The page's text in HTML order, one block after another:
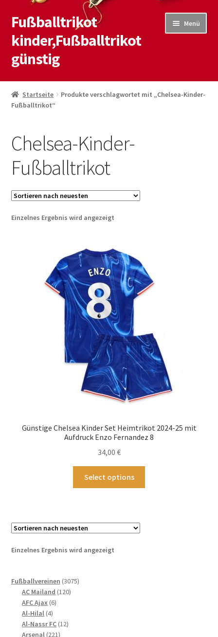
Zur
Navigation
springen
Zum
Inhalt
springen
Fußballtrikot
kinder,Fußballtrikot
günstig
Menü
Start
Blog
Kontaktiere uns
Startseite
Produkte verschlagwortet mit „Chelsea-Kinder-
Fußballtrikot“
Chelsea-Kinder-
Fußballtrikot
Einzelnes Ergebnis wird angezeigt
Günstige Chelsea Kinder Set Heimtrikot 2024-25 mit
Aufdruck Enzo Fernandez 8
34,00 €
Select options
Einzelnes Ergebnis wird angezeigt
Fußballvereinen 30753075
AC Mailand 120120
AFC Ajax 66
Al-Hilal 44
Produkte
Al-Nassr FC 1212
Arsenal 221221